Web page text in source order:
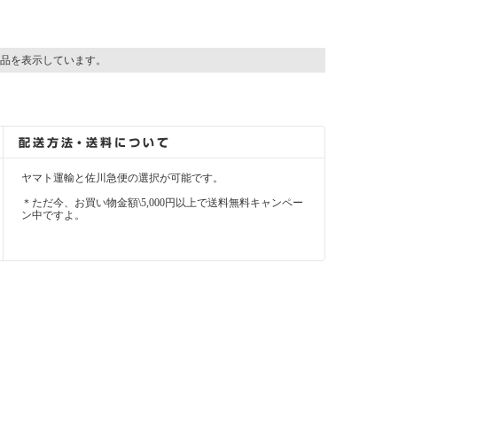
を表示しています。
ヤマト運輸と佐川急便の選択が可能です。
＊ただ今、お買い物金額\5,000円以上で送料無料キャンペー
ン中ですよ。